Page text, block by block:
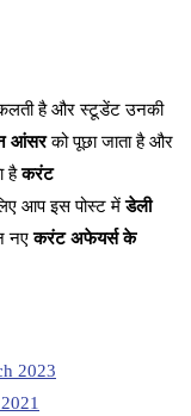
है और स्टूडेंट उनकी
आंसरको पूछा जाता है और
हैकरंट
आप इस पोस्ट मेंडेली
नएकरंट अफेयर्स के
2023